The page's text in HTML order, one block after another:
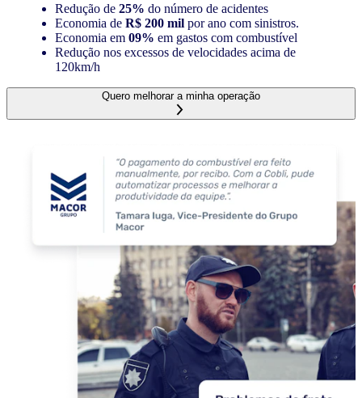
Redução de 25% do número de acidentes
Economia de R$ 200 mil por ano com sinistros.
Economia em 09% em gastos com combustível
Redução nos excessos de velocidades acima de
120km/h
Quero melhorar a minha operação